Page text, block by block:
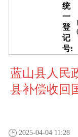
统
一
登
记
号:
蓝山县人民
县补偿收回
2025-04-04 11:28